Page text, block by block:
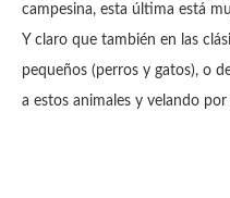
campesina, esta última está
Y claro que también en las
pequeños (perros y gatos), o
a estos animales y velando por